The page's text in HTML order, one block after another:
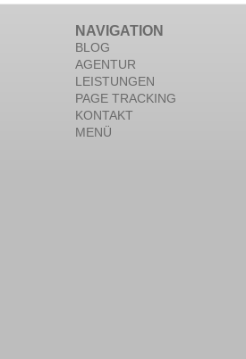
NAVIGATION
BLOG
AGENTUR
LEISTUNGEN
PAGE TRACKING
KONTAKT
MENÜ